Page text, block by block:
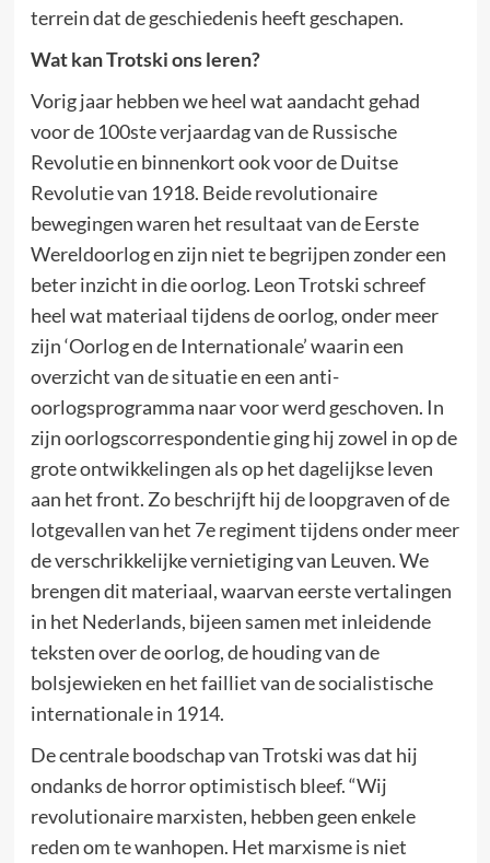
terrein dat de geschiedenis heeft geschapen.
Wat kan Trotski ons leren?
Vorig jaar hebben we heel wat aandacht gehad
voor de 100ste verjaardag van de Russische
Revolutie en binnenkort ook voor de Duitse
Revolutie van 1918. Beide revolutionaire
bewegingen waren het resultaat van de Eerste
Wereldoorlog en zijn niet te begrijpen zonder een
beter inzicht in die oorlog. Leon Trotski schreef
heel wat materiaal tijdens de oorlog, onder meer
zijn ‘Oorlog en de Internationale’ waarin een
overzicht van de situatie en een anti-
oorlogsprogramma naar voor werd geschoven. In
zijn oorlogscorrespondentie ging hij zowel in op de
grote ontwikkelingen als op het dagelijkse leven
aan het front. Zo beschrijft hij de loopgraven of de
lotgevallen van het 7e regiment tijdens onder meer
de verschrikkelijke vernietiging van Leuven. We
brengen dit materiaal, waarvan eerste vertalingen
in het Nederlands, bijeen samen met inleidende
teksten over de oorlog, de houding van de
bolsjewieken en het failliet van de socialistische
internationale in 1914.
De centrale boodschap van Trotski was dat hij
ondanks de horror optimistisch bleef. “Wij
revolutionaire marxisten, hebben geen enkele
reden om te wanhopen. Het marxisme is niet